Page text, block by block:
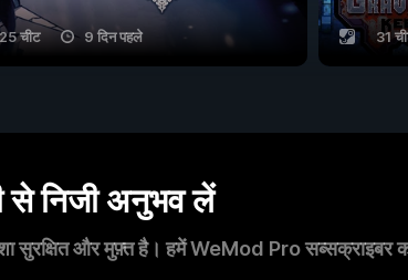
25 चीट 9 दिन पहले 31
निजी अनुभव लें
और मुफ़्त है। हमें WeMod Pro सब्सक्राइबर का